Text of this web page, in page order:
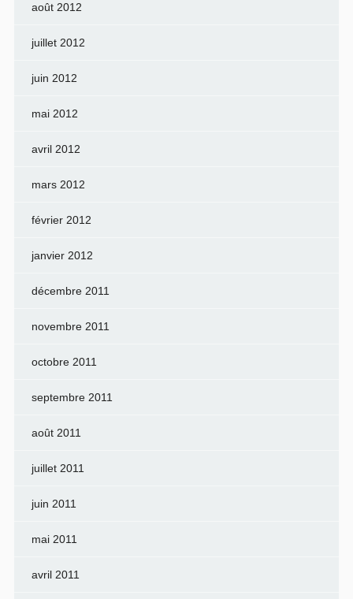
août 2012
juillet 2012
juin 2012
mai 2012
avril 2012
mars 2012
février 2012
janvier 2012
décembre 2011
novembre 2011
octobre 2011
septembre 2011
août 2011
juillet 2011
juin 2011
mai 2011
avril 2011